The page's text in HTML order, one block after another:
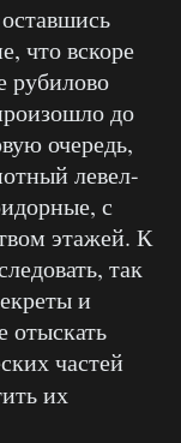
что вскоре
рубилово
до
очередь,
левел-
с
этажей. К
так
и
отыскать
частей
их